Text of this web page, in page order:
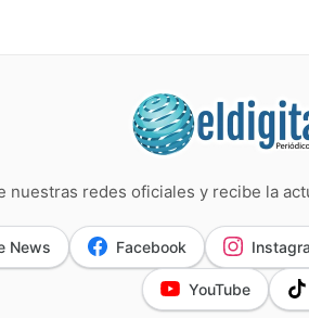
nuestras redes oficiales y recibe la
News Facebook
YouTube